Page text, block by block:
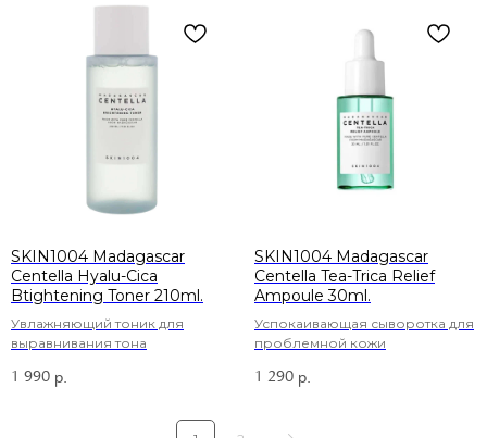
SKIN1004 Madagascar
Centella Hyalu-Cica
Btightening Toner 210ml.
Увлажняющий тоник для
выравнивания тона
1 990 р.
SKIN1004 Madagascar
Centella Tea-Trica Relief
Ampoule 30ml.
Успокаивающая сыворотка для
проблемной кожи
1 290 р.